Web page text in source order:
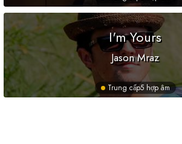
I'm Yours
Jason Mraz
Trung cấp5 hợp âm